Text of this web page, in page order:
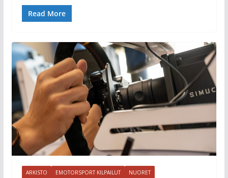
Read More
ARKISTO EMOTORSPORT KILPAILUT NUORET